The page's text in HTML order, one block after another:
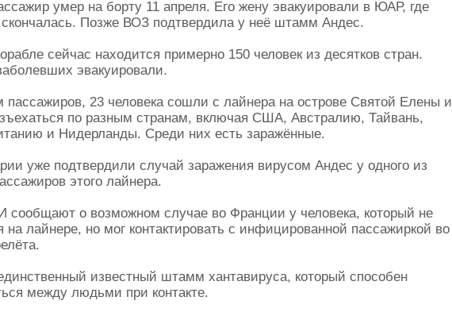
умер на борту 11 апреля. Его жену эвакуировали в ЮАР, где
скончалась. Позже ВОЗ подтвердила у неё штамм Андес.
сейчас находится примерно 150 человек из десятков стран.
эвакуировали.
пассажиров, 23 человека сошли с лайнера на острове Святой Елены и
по разным странам, включая США, Австралию, Тайвань,
и Нидерланды. Среди них есть заражённые.
уже подтвердили случай заражения вирусом Андес у одного из
этого лайнера.
сообщают о возможном случае во Франции у человека, который не
на лайнере, но мог контактировать с инфицированной пассажиркой во
известный штамм хантавируса, который способен
между людьми при контакте.